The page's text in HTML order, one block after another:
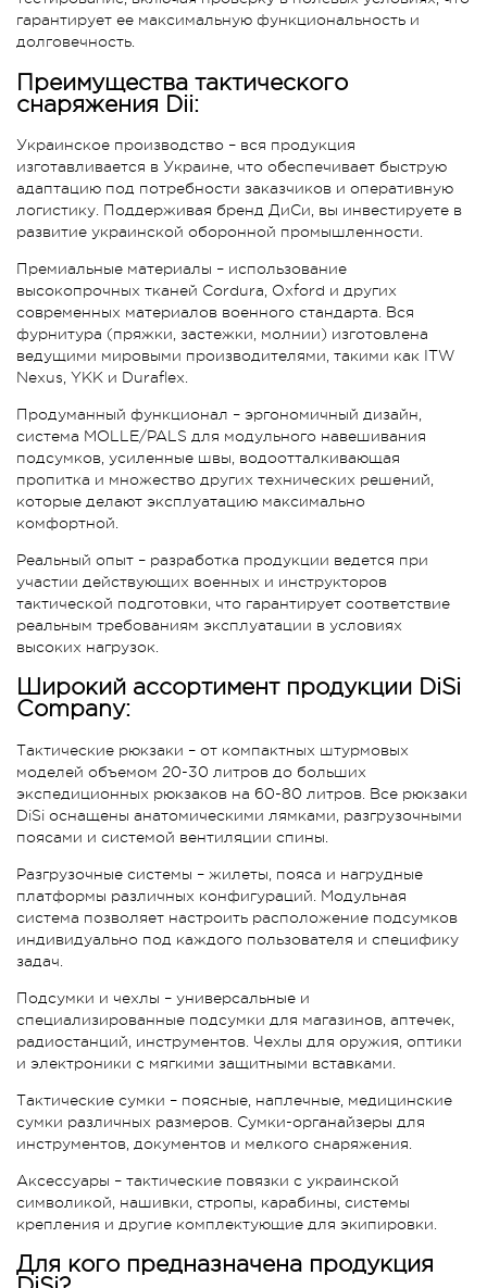
гарантирует ее максимальную функциональность и
долговечность.
Преимущества тактического
снаряжения Dii:
Украинское производство – вся продукция
изготавливается в Украине, что обеспечивает быструю
адаптацию под потребности заказчиков и оперативную
логистику. Поддерживая бренд ДиСи, вы инвестируете в
развитие украинской оборонной промышленности.
Премиальные материалы – использование
высокопрочных тканей Cordura, Oxford и других
современных материалов военного стандарта. Вся
фурнитура (пряжки, застежки, молнии) изготовлена
ведущими мировыми производителями, такими как ITW
Nexus, YKK и Duraflex.
Продуманный функционал – эргономичный дизайн,
система MOLLE/PALS для модульного навешивания
подсумков, усиленные швы, водоотталкивающая
пропитка и множество других технических решений,
которые делают эксплуатацию максимально
комфортной.
Реальный опыт – разработка продукции ведется при
участии действующих военных и инструкторов
тактической подготовки, что гарантирует соответствие
реальным требованиям эксплуатации в условиях
высоких нагрузок.
Широкий ассортимент продукции DiSi
Company:
Тактические рюкзаки – от компактных штурмовых
моделей объемом 20-30 литров до больших
экспедиционных рюкзаков на 60-80 литров. Все рюкзаки
DiSi оснащены анатомическими лямками, разгрузочными
поясами и системой вентиляции спины.
Разгрузочные системы – жилеты, пояса и нагрудные
платформы различных конфигураций. Модульная
система позволяет настроить расположение подсумков
индивидуально под каждого пользователя и специфику
задач.
Подсумки и чехлы – универсальные и
специализированные подсумки для магазинов, аптечек,
радиостанций, инструментов. Чехлы для оружия, оптики
и электроники с мягкими защитными вставками.
Тактические сумки – поясные, наплечные, медицинские
сумки различных размеров. Сумки-органайзеры для
инструментов, документов и мелкого снаряжения.
Аксессуары – тактические повязки с украинской
символикой, нашивки, стропы, карабины, системы
крепления и другие комплектующие для экипировки.
Для кого предназначена продукция